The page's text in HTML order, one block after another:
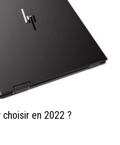
choisir en 2022 ?